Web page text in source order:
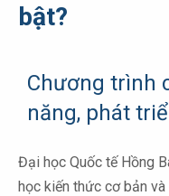
bật?
Chương trình
năng, phát
Đại học Quốc tế Hồng
học kiến thức cơ bản và